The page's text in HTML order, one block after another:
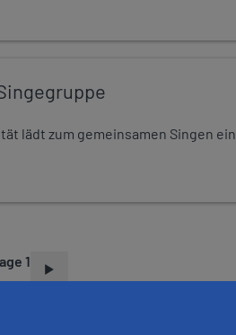
lädt zum gemeinsamen Singen ein
1